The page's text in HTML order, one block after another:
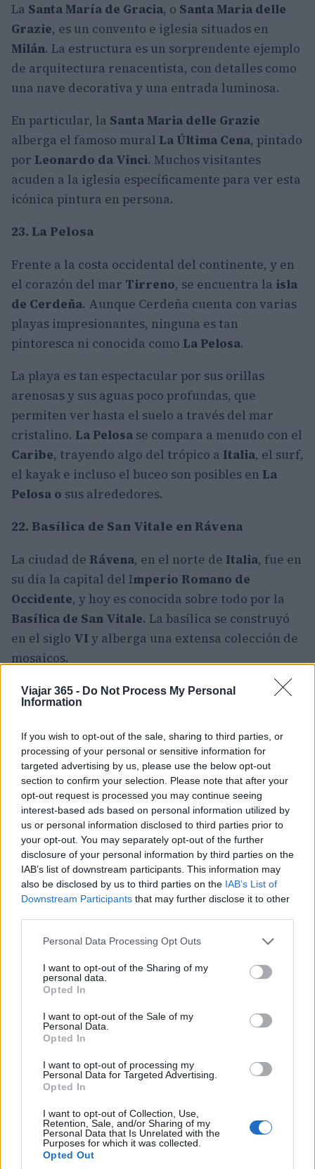
Viajar 365 - Do Not Process My Personal
Information
If you wish to opt-out of the sale, sharing to third parties, or
processing of your personal or sensitive information for
targeted advertising by us, please use the below opt-out
section to confirm your selection. Please note that after your
opt-out request is processed you may continue seeing
interest-based ads based on personal information utilized by
us or personal information disclosed to third parties prior to
your opt-out. You may separately opt-out of the further
disclosure of your personal information by third parties on the
IAB’s list of downstream participants. This information may
also be disclosed by us to third parties on the IAB’s List of
Downstream Participants that may further disclose it to other
Please note that this website/app uses one or more Google
not limited to your visit or usage behaviour. You may click to
grant or deny consent to Google and its third-party tags to
use your data for below specified purposes in below Google
consent section.
Personal Data Processing Opt Outs
I want to opt-out of the Sharing of my
personal data.
Opted In
I want to opt-out of the Sale of my
Personal Data.
Opted In
I want to opt-out of processing my
Personal Data for Targeted Advertising.
Opted In
I want to opt-out of Collection, Use,
Retention, Sale, and/or Sharing of my
Personal Data that Is Unrelated with the
Purposes for which it was collected.
Opted Out
La Santa María de Gracia, o Santa Maria delle
Grazie, es un convento e iglesia situados en
Milán. La estructura es un sorprendente ejemplo
de arquitectura renacentista, con detalles como
una nave decorativa y una entrada luminosa.
En particular, la Santa Maria delle Grazie
alberga el famoso mural La Última Cena, pintado
por Leonardo da Vinci. Muchos visitantes
acuden a la iglesia específicamente para ver esta
icónica pintura en persona.
23. La Pelosa
Frente a la costa occidental del continente, y en
el corazón del mar Tirreno, se encuentra la isla
de Cerdeña. Aunque Cerdeña cuenta con varias
playas impresionantes, ninguna es tan
pintoresca ni conocida como La Pelosa.
La playa es tan espectacular por sus orillas
arenosas y sus aguas poco profundas, que
permiten ver hasta el suelo a través del mar
cristalino. La Pelosa se compara a menudo con el
Caribe, trayendo algo del trópico a Italia, el surf,
el kayak e incluso el buceo son posibles en La
Pelosa o sus alrededores.
22. Basílica de San Vitale en Rávena
La ciudad de Rávena, en el norte de Italia, fue en
su día la capital del Imperio Romano de
Occidente, y hoy es conocida sobre todo por la
Basílica de San Vitale. La basílica se construyó
en el siglo VI y alberga una extensa colección de
mosaicos.
Estos mosaicos representan historias de la
Biblia
y cubren cada centímetro de la superficie
disponible en algunas salas. Los diseños audaces
y una cacofonía de colores hacen de estos
mosaicos deRávenaun lugar popular para los
entusiastas de la religión, la arquitectura y el
arte enItalia.
21. Dolomitas
LosDolomitasson una cadena montañosa
situada en el norte deItalia, y son un lugar
esquí y el snowboard. Sea cual sea la estación del
increíbles paisajes.
tonalidad rosa o púrpura casi de otro mundo, los
visitantes pueden practicar senderismo en la
región o ir de compras aTrento
encantadora ciudad de losDolomitas
20. Basílica de San Francisco en Asís